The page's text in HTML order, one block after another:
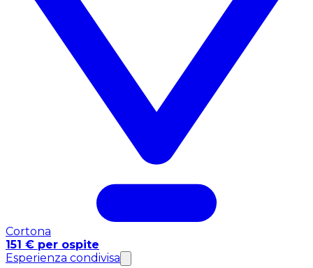
Cortona
151 € per ospite
Esperienza condivisa